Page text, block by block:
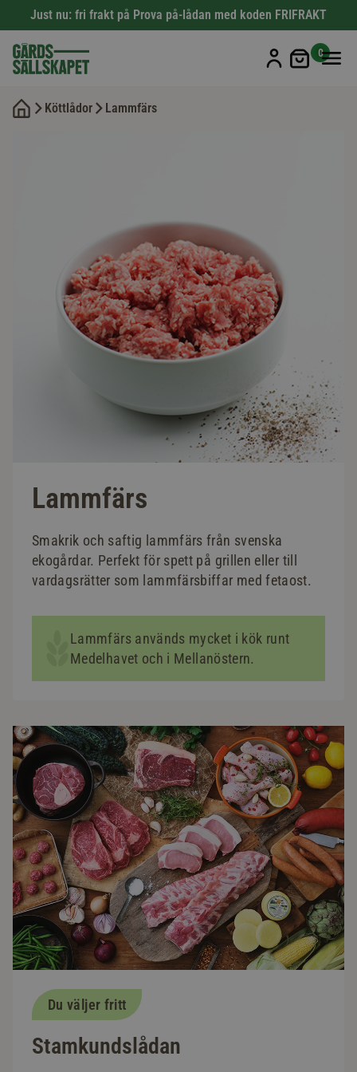
Just nu: fri frakt på Prova på-lådan med koden FRIFRAKT
Min
0
Köttlådor Lammfärs
Lammfärs
Smakrik och saftig lammfärs från svenska
ekogårdar. Perfekt för spett på grillen eller till
vardagsrätter som lammfärsbiffar med fetaost.
Lammfärs används mycket i kök runt
Medelhavet och i Mellanöstern.
Du väljer fritt
Stamkundslådan